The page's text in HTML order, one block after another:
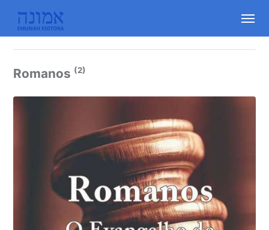
Romanos (2)